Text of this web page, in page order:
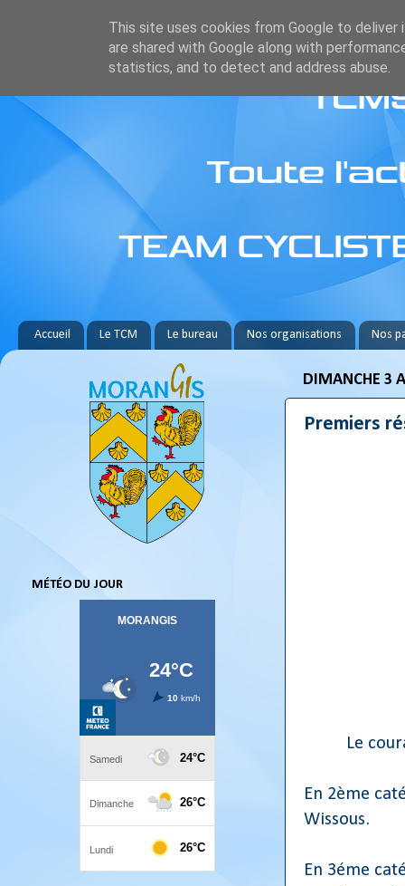
Accueil Le TCM Le bureau Nos organisations Nos
DIMANCHE 3
Premiers
Le
En 2ème
Wissous.
En 3éme
MÉTÉO DU JOUR
This site uses cookies from Google to deliver
are shared with Google along with
statistics, and to detect and address abuse.